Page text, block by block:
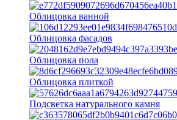
Облицовка ванной
Облицовка фасадов
Облицовка пола
Облицовка плиткой
Подсветка натурального камня